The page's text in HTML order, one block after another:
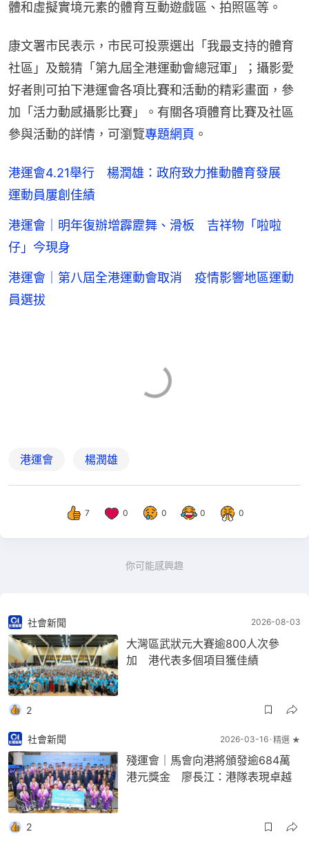
體和虛擬實境元素的體育互動遊戲區、拍照區等。
康文署市民表示，市民可投票選出「我最支持的體育
社區」及競猜「第九屆全港運動會總冠軍」；攝影愛
好者則可拍下港運會各項比賽和活動的精彩畫面，參
加「活力動感攝影比賽」。有關各項體育比賽及社區
參與活動的詳情，可瀏覽專題網頁 。
港運會4.21舉行 楊潤雄：政府致力推動體育發展
運動員屢創佳績
港運會｜明年復辦增霹靂舞、滑板 吉祥物「啦啦
仔」今現身
港運會｜第八屆全港運動會取消 疫情影響地區運動
員選拔
港運會 楊潤雄
7 0 0 0 0
你可能感興趣
社會新聞 2026-08-03
大灣區武狀元大賽逾800人次參
加 港代表多個項目獲佳績
2
社會新聞 2026-03-16 精選 ★
殘運會｜馬會向港將頒發逾684萬
港元獎金 廖長江：港隊表現卓越
2